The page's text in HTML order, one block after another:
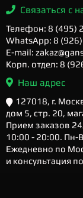
Связаться с
Телефон: 8 (495)
WhatsApp: 8
E-mail:
Корп. отдел: 8
Наш адрес
127018, г.
дом 5, стр. 20,
Прием заказов
10:00 - 20:00. Пн-
Ежедневно по
и консультация